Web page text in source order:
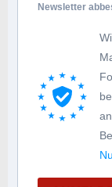
Newsletter